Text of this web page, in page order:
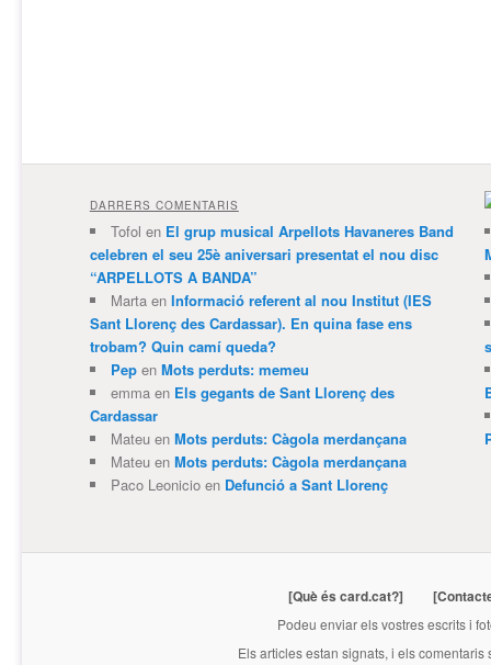
DARRERS COMENTARIS
Tofol en El grup musical Arpellots Havaneres Band
celebren el seu 25è aniversari presentat el nou disc
“ARPELLOTS A BANDA”
Martaen Informació referent al nou Institut (IES
Sant Llorenç des Cardassar). En quina fase ens
trobam? Quin camí queda?
Pepen Mots perduts: memeu
emmaen Els gegants de Sant Llorenç des
Cardassar
Mateuen Mots perduts: Càgola merdançana
Mateuen Mots perduts: Càgola merdançana
Paco Leonicioen Defunció a Sant Llorenç
[Què és card.cat?]
Podeu enviar els vostres escrits i
Els articles estan signats, i els